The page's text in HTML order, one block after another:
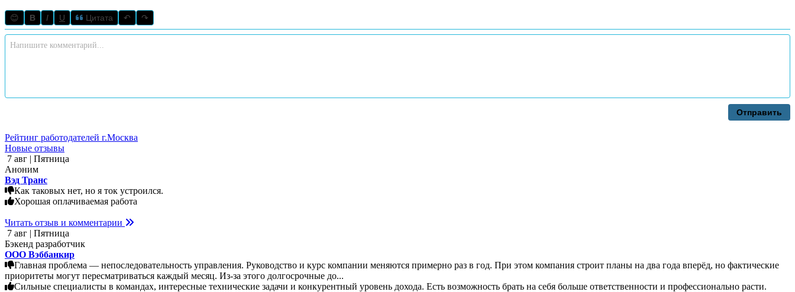
😊 B I U Цитата ↶ ↷
Отправить
Рейтинг работодателей г.Москва
Новые отзывы
7 авг | Пятница
Аноним
Вэд Транс
Как таковых нет, но я ток устроился.
Хорошая оплачиваемая работа
Читать отзыв и комментарии
7 авг | Пятница
Бэкенд разработчик
ООО Вэббанкир
Главная проблема — непоследовательность управления. Руководство и курс компании меняются примерно раз в год. При этом компания строит планы на два года вперёд, но фактические
приоритеты могут пересматриваться каждый месяц. Из-за этого долгосрочные до...
Сильные специалисты в командах, интересные технические задачи и конкурентный уровень дохода. Есть возможность брать на себя больше ответственности и профессионально расти.